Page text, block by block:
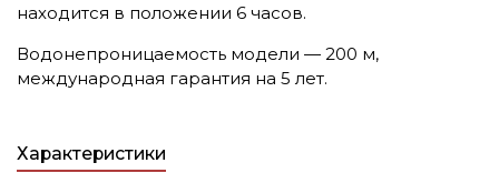
находится в положении 6 часов.
Водонепроницаемость модели — 200 м,
международная гарантия на 5 лет.
Характеристики